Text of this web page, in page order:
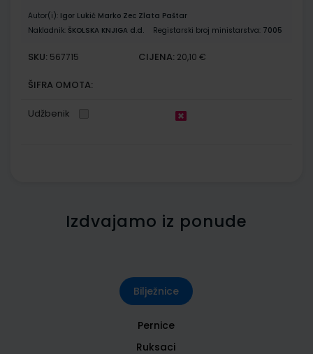
Autor(i): Igor Lukić Marko Zec Zlata Paštar
Nakladnik: ŠKOLSKA KNJIGA d.d. Registarski broj ministarstva: 7005
SKU: 567715 CIJENA: 20,10 €
ŠIFRA OMOTA:
Udžbenik
Izdvajamo iz ponude
Bilježnice
Pernice
Ruksaci